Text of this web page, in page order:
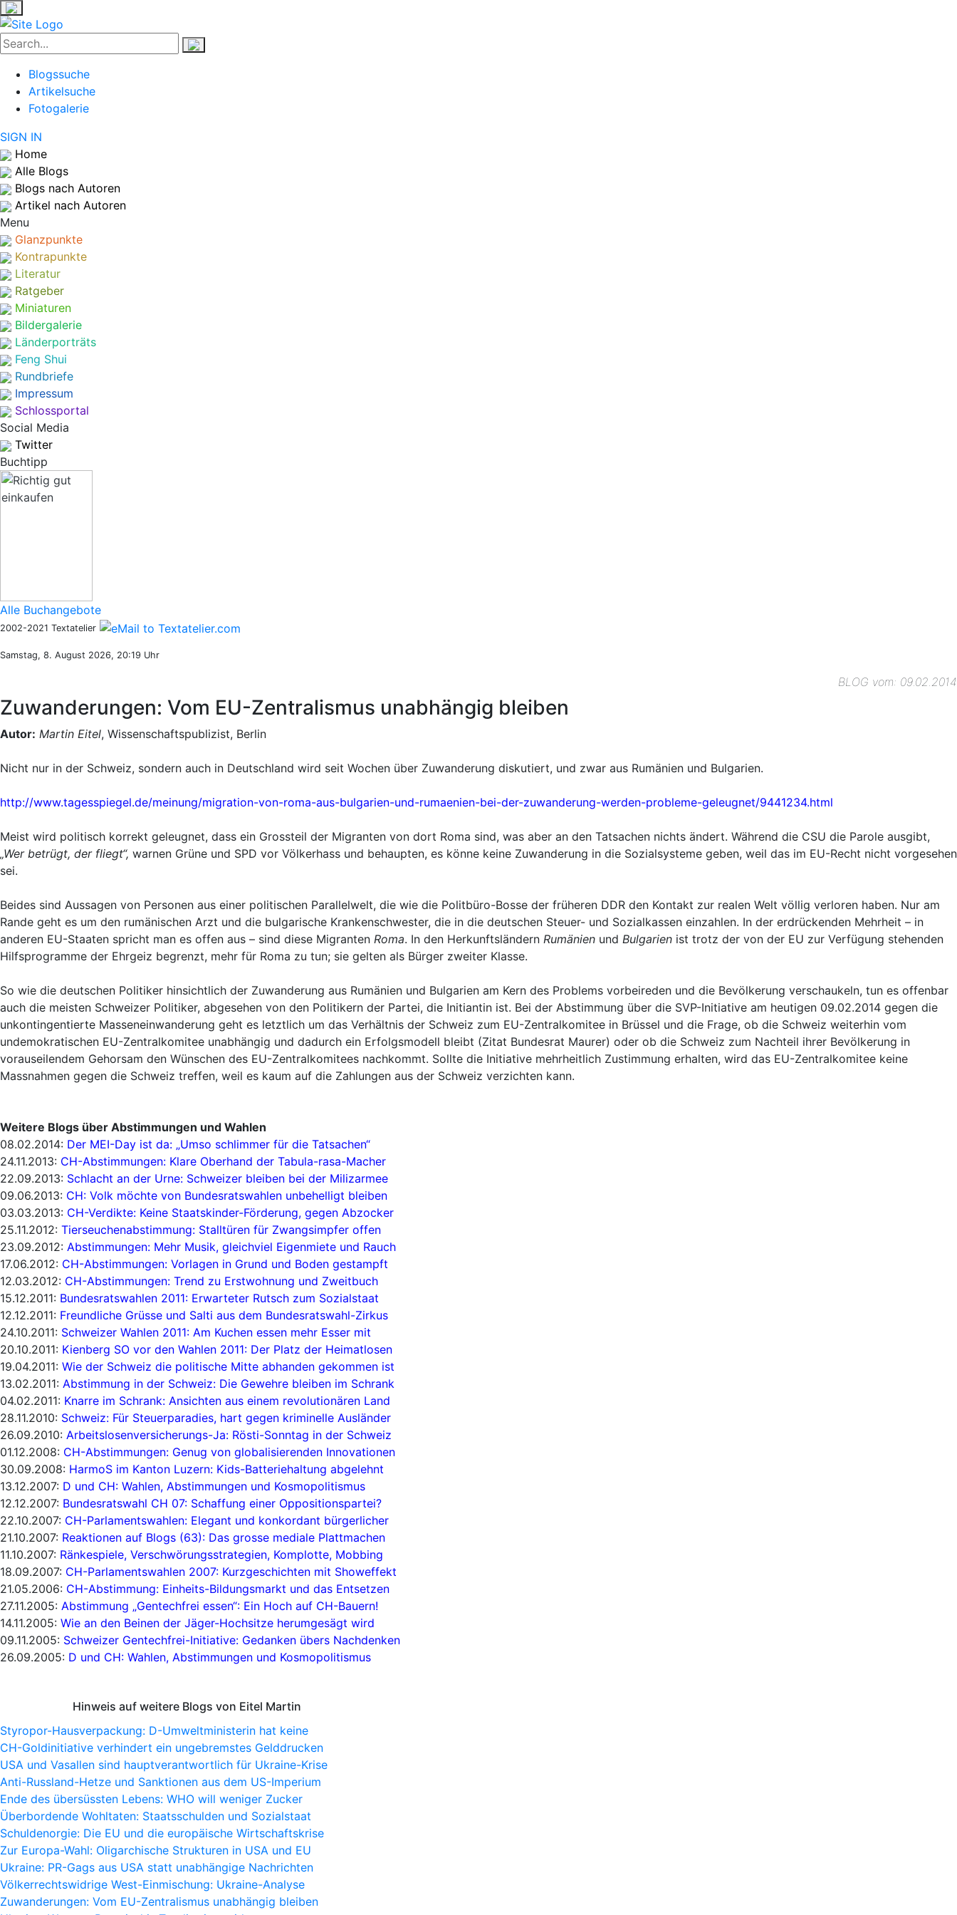
Blogssuche
Artikelsuche
Fotogalerie
SIGN IN
Home
Alle Blogs
Blogs nach Autoren
Artikel nach Autoren
Menu
Glanzpunkte
Kontrapunkte
Literatur
Ratgeber
Miniaturen
Bildergalerie
Länderporträts
Feng Shui
Rundbriefe
Impressum
Schlossportal
Social Media
Twitter
Buchtipp
Alle Buchangebote
2002-2021 Textatelier
Samstag, 8. August 2026, 20:19 Uhr
BLOG vom: 09.02.2014
Zuwanderungen: Vom EU-Zentralismus unabhängig bleiben
Autor: Martin Eitel, Wissenschaftspublizist, Berlin
Nicht nur in der Schweiz, sondern auch in Deutschland wird seit Wochen über Zuwanderung diskutiert, und zwar aus Rumänien und Bulgarien.
http://www.tagesspiegel.de/meinung/migration-von-roma-aus-bulgarien-und-rumaenien-bei-der-zuwanderung-werden-probleme-geleugnet/9441234.html
Meist wird politisch korrekt geleugnet, dass ein Grossteil der Migranten von dort Roma sind, was aber an den Tatsachen nichts ändert. Während die CSU die Parole ausgibt,
„Wer betrügt, der fliegt“, warnen Grüne und SPD vor Völkerhass und behaupten, es könne keine Zuwanderung in die Sozialsysteme geben, weil das im EU-Recht nicht vorgesehen
sei.
Beides sind Aussagen von Personen aus einer politischen Parallelwelt, die wie die Politbüro-Bosse der früheren DDR den Kontakt zur realen Welt völlig verloren haben. Nur am
Rande geht es um den rumänischen Arzt und die bulgarische Krankenschwester, die in die deutschen Steuer- und Sozialkassen einzahlen. In der erdrückenden Mehrheit – in
anderen EU-Staaten spricht man es offen aus – sind diese Migranten Roma. In den Herkunftsländern Rumänien und Bulgarien ist trotz der von der EU zur Verfügung stehenden
Hilfsprogramme der Ehrgeiz begrenzt, mehr für Roma zu tun; sie gelten als Bürger zweiter Klasse.
So wie die deutschen Politiker hinsichtlich der Zuwanderung aus Rumänien und Bulgarien am Kern des Problems vorbeireden und die Bevölkerung verschaukeln, tun es offenbar
auch die meisten Schweizer Politiker, abgesehen von den Politikern der Partei, die Initiantin ist. Bei der Abstimmung über die SVP-Initiative am heutigen 09.02.2014 gegen die
unkontingentierte Masseneinwanderung geht es letztlich um das Verhältnis der Schweiz zum EU-Zentralkomitee in Brüssel und die Frage, ob die Schweiz weiterhin vom
undemokratischen EU-Zentralkomitee unabhängig und dadurch ein Erfolgsmodell bleibt (Zitat Bundesrat Maurer) oder ob die Schweiz zum Nachteil ihrer Bevölkerung in
vorauseilendem Gehorsam den Wünschen des EU-Zentralkomitees nachkommt. Sollte die Initiative mehrheitlich Zustimmung erhalten, wird das EU-Zentralkomitee keine
Massnahmen gegen die Schweiz treffen, weil es kaum auf die Zahlungen aus der Schweiz verzichten kann.
Weitere Blogs über Abstimmungen und Wahlen
08.02.2014: Der MEI-Day ist da: „Umso schlimmer für die Tatsachen“
24.11.2013: CH-Abstimmungen: Klare Oberhand der Tabula-rasa-Macher
22.09.2013: Schlacht an der Urne: Schweizer bleiben bei der Milizarmee
09.06.2013: CH: Volk möchte von Bundesratswahlen unbehelligt bleiben
03.03.2013: CH-Verdikte: Keine Staatskinder-Förderung, gegen Abzocker
25.11.2012: Tierseuchenabstimmung: Stalltüren für Zwangsimpfer offen
23.09.2012: Abstimmungen: Mehr Musik, gleichviel Eigenmiete und Rauch
17.06.2012: CH-Abstimmungen: Vorlagen in Grund und Boden gestampft
12.03.2012: CH-Abstimmungen: Trend zu Erstwohnung und Zweitbuch
15.12.2011: Bundesratswahlen 2011: Erwarteter Rutsch zum Sozialstaat
12.12.2011: Freundliche Grüsse und Salti aus dem Bundesratswahl-Zirkus
24.10.2011: Schweizer Wahlen 2011: Am Kuchen essen mehr Esser mit
20.10.2011: Kienberg SO vor den Wahlen 2011: Der Platz der Heimatlosen
19.04.2011: Wie der Schweiz die politische Mitte abhanden gekommen ist
13.02.2011: Abstimmung in der Schweiz: Die Gewehre bleiben im Schrank
04.02.2011: Knarre im Schrank: Ansichten aus einem revolutionären Land
28.11.2010: Schweiz: Für Steuerparadies, hart gegen kriminelle Ausländer
26.09.2010: Arbeitslosenversicherungs-Ja: Rösti-Sonntag in der Schweiz
01.12.2008: CH-Abstimmungen: Genug von globalisierenden Innovationen
30.09.2008: HarmoS im Kanton Luzern: Kids-Batteriehaltung abgelehnt
13.12.2007: D und CH: Wahlen, Abstimmungen und Kosmopolitismus
12.12.2007: Bundesratswahl CH 07: Schaffung einer Oppositionspartei?
22.10.2007: CH-Parlamentswahlen: Elegant und konkordant bürgerlicher
21.10.2007: Reaktionen auf Blogs (63): Das grosse mediale Plattmachen
11.10.2007: Ränkespiele, Verschwörungsstrategien, Komplotte, Mobbing
18.09.2007: CH-Parlamentswahlen 2007: Kurzgeschichten mit Showeffekt
21.05.2006: CH-Abstimmung: Einheits-Bildungsmarkt und das Entsetzen
27.11.2005: Abstimmung „Gentechfrei essen“: Ein Hoch auf CH-Bauern!
14.11.2005: Wie an den Beinen der Jäger-Hochsitze herumgesägt wird
09.11.2005: Schweizer Gentechfrei-Initiative: Gedanken übers Nachdenken
26.09.2005: D und CH: Wahlen, Abstimmungen und Kosmopolitismus
Hinweis auf weitere Blogs von Eitel Martin
Styropor-Hausverpackung: D-Umweltministerin hat keine
CH-Goldinitiative verhindert ein ungebremstes Gelddrucken
USA und Vasallen sind hauptverantwortlich für Ukraine-Krise
Anti-Russland-Hetze und Sanktionen aus dem US-Imperium
Ende des übersüssten Lebens: WHO will weniger Zucker
Überbordende Wohltaten: Staatsschulden und Sozialstaat
Schuldenorgie: Die EU und die europäische Wirtschaftskrise
Zur Europa-Wahl: Oligarchische Strukturen in USA und EU
Ukraine: PR-Gags aus USA statt unabhängige Nachrichten
Völkerrechtswidrige West-Einmischung: Ukraine-Analyse
Zuwanderungen: Vom EU-Zentralismus unabhängig bleiben